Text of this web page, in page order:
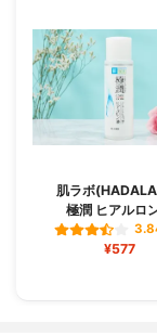
肌ラボ
極潤 ヒアルロ
¥577